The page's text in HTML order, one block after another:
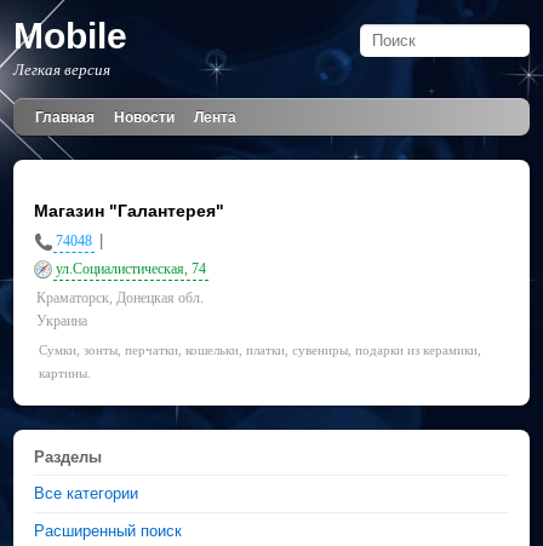
Mobile
Легкая версия
Главная Новости Лента
Магазин "Галантерея"
74048
ул.Социалистическая, 74
Краматорск, Донецкая обл.
Украина
Сумки, зонты, перчатки, кошельки, платки, сувениры, подарки из керамики,
картины.
Разделы
Все категории
Расширенный поиск